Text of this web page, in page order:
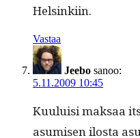
Helsinkiin.
Vastaa
Jeebo sanoo:
5.11.2009 10:45
Kuu­luisi mak­saa
asumisen ilosta